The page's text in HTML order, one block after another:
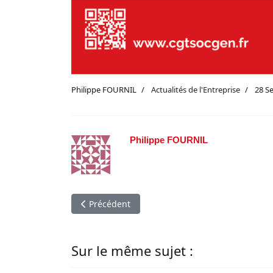
Philippe FOURNIL Actualités de l'Entreprise 28
Philippe FOURNIL
Article précédent : cession de SGEF, SGSS et
Précédent
Sur le même sujet :